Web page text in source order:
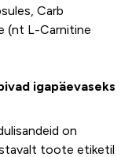
Carb
(nt L-Carnitine
igapäevaseks
on
toote etiketil